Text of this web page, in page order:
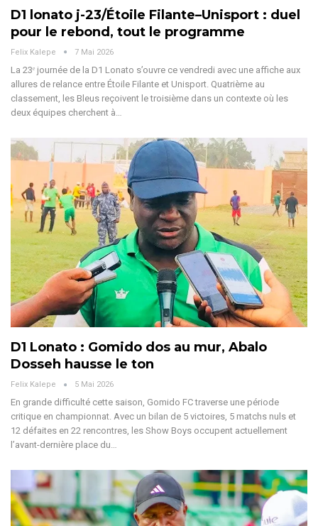
D1 lonato j-23/Étoile Filante–Unisport : duel
pour le rebond, tout le programme
Felix Kalepe 7 Mai 2026
La 23ᵉ journée de la D1 Lonato s’ouvre ce vendredi avec une affiche aux
allures de relance entre Étoile Filante et Unisport. Quatrième au
classement, les Bleus reçoivent le troisième dans un contexte où les
deux équipes cherchent à
D1 Lonato : Gomido dos au mur, Abalo
Dosseh hausse le ton
Felix Kalepe 5 Mai 2026
En grande difficulté cette saison, Gomido FC traverse une période
critique en championnat. Avec un bilan de 5 victoires, 5 matchs nuls et
12 défaites en 22 rencontres, les Show Boys occupent actuellement
l’avant-dernière place du…